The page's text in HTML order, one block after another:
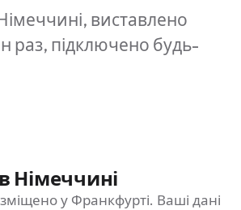
виставлено
раз, підключено будь-
Німеччині
у Франкфурті. Ваші дані